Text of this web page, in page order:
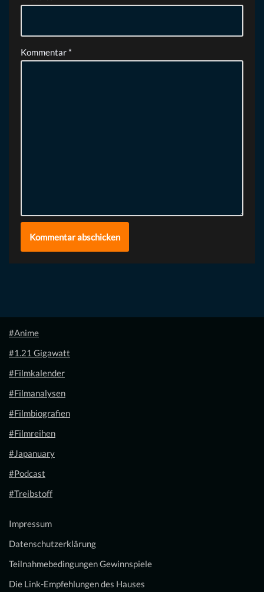
Kommentar *
#Anime
#1.21 Gigawatt
#Filmkalender
#Filmanalysen
#Filmbiografien
#Filmreihen
#Japanuary
#Podcast
#Treibstoff
Impressum
Datenschutzerklärung
Teilnahmebedingungen Gewinnspiele
Die Link-Empfehlungen des Hauses